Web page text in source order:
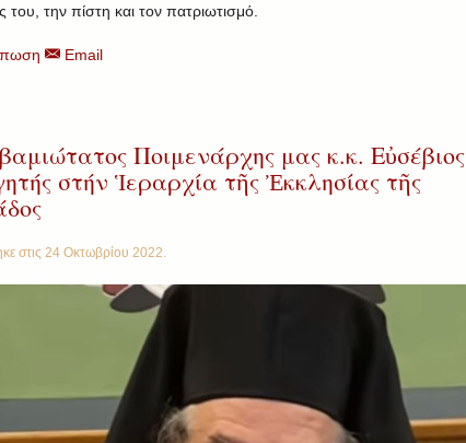
του, την πίστη και τον πατριωτισμό.
Email
Ποιμενάρχης μας κ.κ. Εὐσέβιος
στήν Ἱεραρχία τῆς Ἐκκλησίας τῆς
στις 24 Οκτωβρίου 2022.